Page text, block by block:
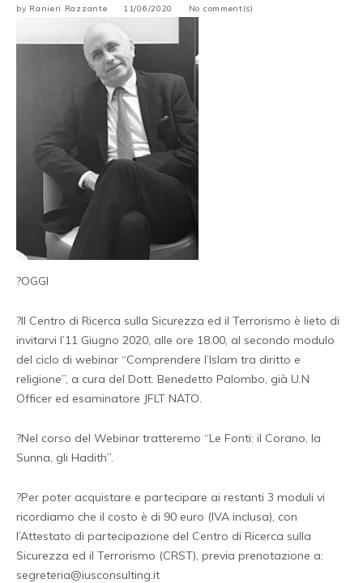
by Ranieri Razzante 11/06/2020 No comment(s)
?OGGI
?Il Centro di Ricerca sulla Sicurezza ed il Terrorismo è lieto di
invitarvi l’11 Giugno 2020, alle ore 18.00, al secondo modulo
del ciclo di webinar “Comprendere l’Islam tra diritto e
religione”, a cura del Dott. Benedetto Palombo, già U.N
Officer ed esaminatore JFLT NATO.
?Nel corso del Webinar tratteremo “Le Fonti: il Corano, la
Sunna, gli Hadith”.
?Per poter acquistare e partecipare ai restanti 3 moduli vi
ricordiamo che il costo è di 90 euro (IVA inclusa), con
l’Attestato di partecipazione del Centro di Ricerca sulla
Sicurezza ed il Terrorismo (CRST), previa prenotazione a:
segreteria@iusconsulting.it